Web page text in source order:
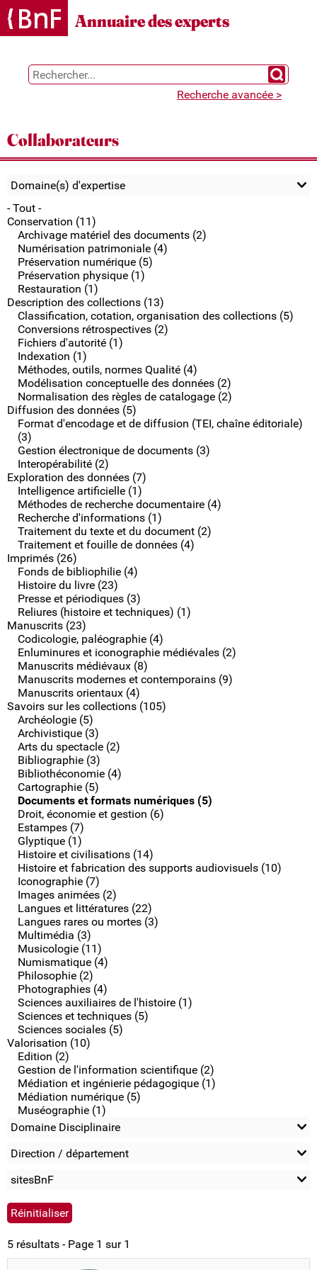
Gestion des cookies
Annuaire des experts
Chercher
Recherche avancée >
Collaborateurs
Domaine(s) d'expertise
- Tout -
Conservation (11)
Archivage matériel des documents (2)
Numérisation patrimoniale (4)
Préservation numérique (5)
Préservation physique (1)
Restauration (1)
Description des collections (13)
Classification, cotation, organisation des collections (5)
Conversions rétrospectives (2)
Fichiers d'autorité (1)
Indexation (1)
Méthodes, outils, normes Qualité (4)
Modélisation conceptuelle des données (2)
Normalisation des règles de catalogage (2)
Diffusion des données (5)
Format d'encodage et de diffusion (TEI, chaîne éditoriale)
(3)
Gestion électronique de documents (3)
Interopérabilité (2)
Exploration des données (7)
Intelligence artificielle (1)
Méthodes de recherche documentaire (4)
Recherche d'informations (1)
Traitement du texte et du document (2)
Traitement et fouille de données (4)
Imprimés (26)
Fonds de bibliophilie (4)
Histoire du livre (23)
Presse et périodiques (3)
Reliures (histoire et techniques) (1)
Manuscrits (23)
Codicologie, paléographie (4)
Enluminures et iconographie médiévales (2)
Manuscrits médiévaux (8)
Manuscrits modernes et contemporains (9)
Manuscrits orientaux (4)
Savoirs sur les collections (105)
Archéologie (5)
Archivistique (3)
Arts du spectacle (2)
Bibliographie (3)
Bibliothéconomie (4)
Cartographie (5)
Documents et formats numériques (5)
Droit, économie et gestion (6)
Estampes (7)
Glyptique (1)
Histoire et civilisations (14)
Histoire et fabrication des supports audiovisuels (10)
Iconographie (7)
Images animées (2)
Langues et littératures (22)
Langues rares ou mortes (3)
Multimédia (3)
Musicologie (11)
Numismatique (4)
Philosophie (2)
Photographies (4)
Sciences auxiliaires de l'histoire (1)
Sciences et techniques (5)
Sciences sociales (5)
Valorisation (10)
Edition (2)
Gestion de l'information scientifique (2)
Médiation et ingénierie pédagogique (1)
Médiation numérique (5)
Muséographie (1)
Domaine Disciplinaire
Direction / département
sitesBnF
5 résultats - Page 1 sur 1